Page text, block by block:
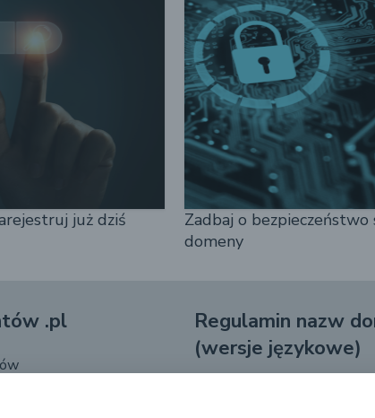
już dziś
Zadbaj o bezpieczeństwo
domeny
.pl
Regulamin nazw
(wersje językowe)